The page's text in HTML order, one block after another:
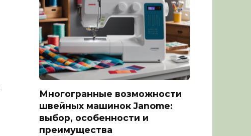
Многогранные возможности
швейных машинок Janome:
выбор, особенности и
преимущества